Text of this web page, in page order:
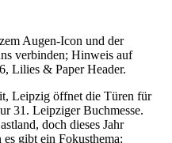
Leipzig öffnet die Türen für
31. Leipziger Buchmesse.
doch dieses Jahr
gibt ein Fokusthema: